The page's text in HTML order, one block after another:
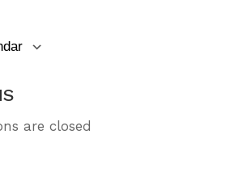
are closed